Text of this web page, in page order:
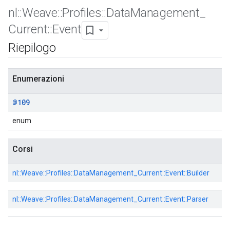
nl ::Weave::Profiles::DataManagement
Current::Event
Riepilogo
Enumerazioni
@109
enum
Corsi
nl::Weave::Profiles::DataManagement_Current::Event::Builder
nl::Weave::Profiles::DataManagement_Current::Event::Parser